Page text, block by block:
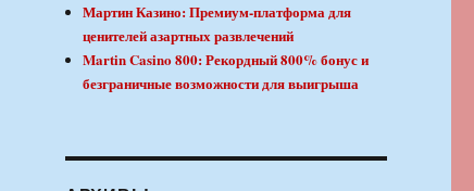
Мартин Казино: Премиум-платформа для
ценителей азартных развлечений
Martin Casino 800: Рекордный 800% бонус и
безграничные возможности для выигрыша